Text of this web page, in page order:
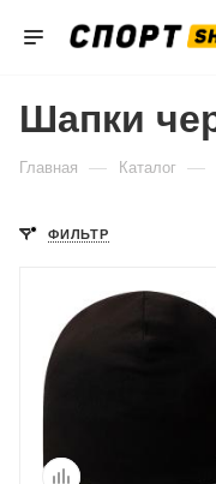
Шапки
Главная — Каталог —
ФИЛЬТР